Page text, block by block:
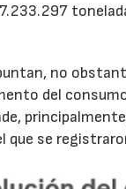
no
del
que se